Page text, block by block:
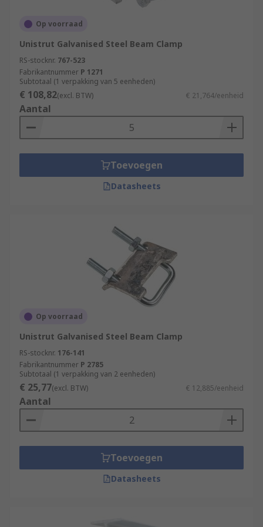
Op voorraad
Unistrut Galvanised Steel Beam Clamp
RS-stocknr. 767-523
Fabrikantnummer P 1271
Subtotaal (1 verpakking van 5 eenheden)
€ 108,82(excl. BTW) € 21,764/eenheid
Aantal
Toevoegen
Datasheets
Op voorraad
Unistrut Galvanised Steel Beam Clamp
RS-stocknr. 176-141
Fabrikantnummer P 2785
Subtotaal (1 verpakking van 2 eenheden)
€ 25,77(excl. BTW) € 12,885/eenheid
Aantal
Toevoegen
Datasheets